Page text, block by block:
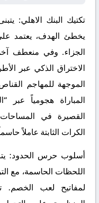
تكتيك البنك الاهلي:
يخطئ الهدف، يعتمد
الجزاء. وفي منعطف
الاختراق الذكي عبر
الموجهة للمهاجم
المباراة هجومياً عبر
القصيرة في
الكرات الثابتة عاملاً
أسلوب حرس الحدود:
اللحظات الحاسمة، مع
لمفاتيح لعب الخصم.